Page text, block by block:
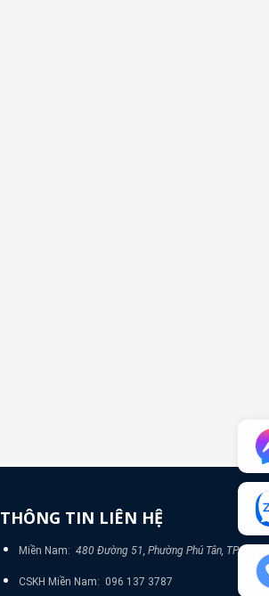
THÔNG TIN LIÊN HỆ
Miền Nam: 480 Đường 51, Phường Phú Tân, TP Bình
CSKH Miền Nam: 096 137 3787